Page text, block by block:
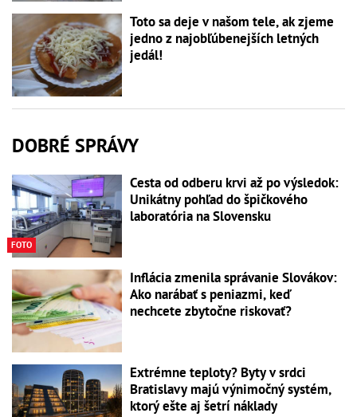
Toto sa deje v našom tele, ak zjeme
jedno z najobľúbenejších letných
jedál!
DOBRÉ SPRÁVY
FOTO
Cesta od odberu krvi až po výsledok:
Unikátny pohľad do špičkového
laboratória na Slovensku
Inflácia zmenila správanie Slovákov:
Ako narábať s peniazmi, keď
nechcete zbytočne riskovať?
Extrémne teploty? Byty v srdci
Bratislavy majú výnimočný systém,
ktorý ešte aj šetrí náklady